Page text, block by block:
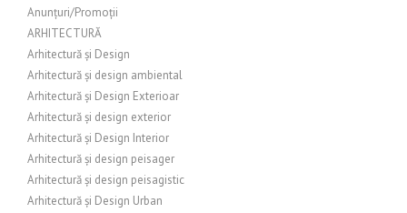
Anunțuri/Promoții
ARHITECTURĂ
Arhitectură și Design
Arhitectură și design ambiental
Arhitectură și Design Exterioar
Arhitectură și design exterior
Arhitectură și Design Interior
Arhitectură și design peisager
Arhitectură și design peisagistic
Arhitectură și Design Urban